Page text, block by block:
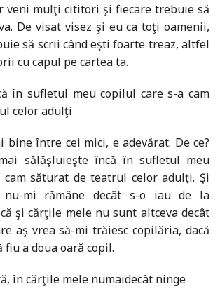
veni mulţi cititori şi fiecare trebuie să
De visat visez şi eu ca toţi oamenii,
să scrii când eşti foarte treaz, altfel
cu capul pe cartea ta.
în sufletul meu copilul care s-a cam
celor adulţi
bine între cei mici, e adevărat. De ce?
sălăşluieşte încă în sufletul meu
cam săturat de teatrul celor adulţi. Şi
nu-mi rămâne decât s-o iau de la
şi cărţile mele nu sunt altceva decât
aş vrea să-mi trăiesc copilăria, dacă
a doua oară copil.
în cărţile mele numaidecât ninge